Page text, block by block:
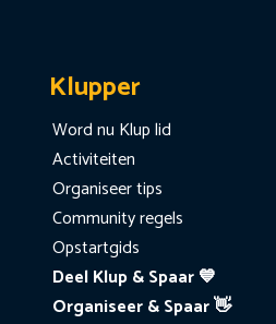
Klupper
Word nu Klup lid
Activiteiten
Organiseer tips
Community regels
Opstartgids
Deel Klup & Spaar 💙
Organiseer & Spaar 👋